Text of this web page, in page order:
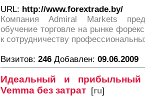
URL: http://www.forextrade.by/
Компания Admiral Markets
обучение торговле на рынке
к сотрудничеству
Визитов: 246 Добавлен: 09.06.2009
Идеальный и прибыльный
Vemma без затрат [ru]